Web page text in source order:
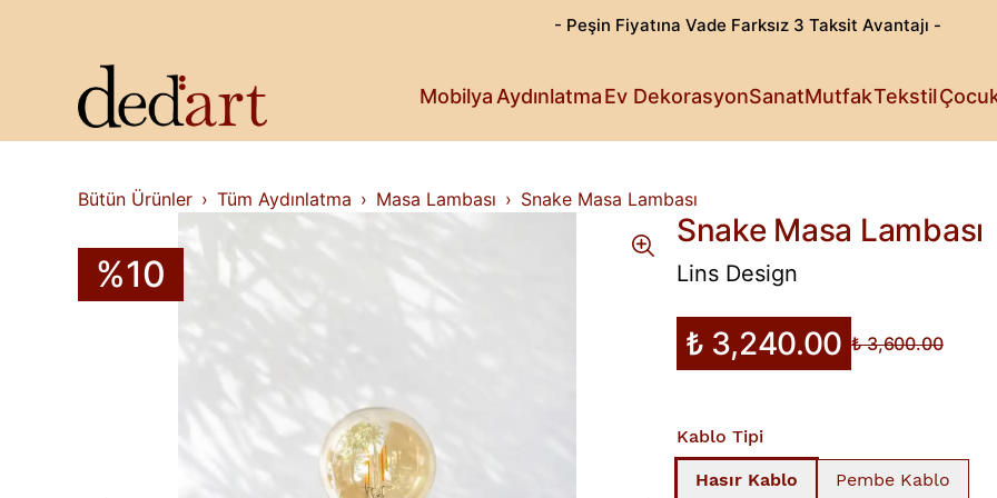
- Peşin Fiyatına Vade Farksız 3 Taksit Avantajı -
Mobilya
Kitaplık & Raf
Televizyon Ünitesi
Aydınlatma Işıldayan
Ev Dekorasyon Detaylı
Sanat Sanattan
Mutfak Estetik
Tekstil
Rahat
Küçüklerin
Patili
Fark
Bütün Ürünler Tüm Aydınlatma Masa Lambası Snake Masa Lambası
%10
Snake Masa Lambası
Lins Design
₺ 3,240.00 ₺ 3,600.00
Kablo Tipi
Hasır Kablo
Pembe Kablo